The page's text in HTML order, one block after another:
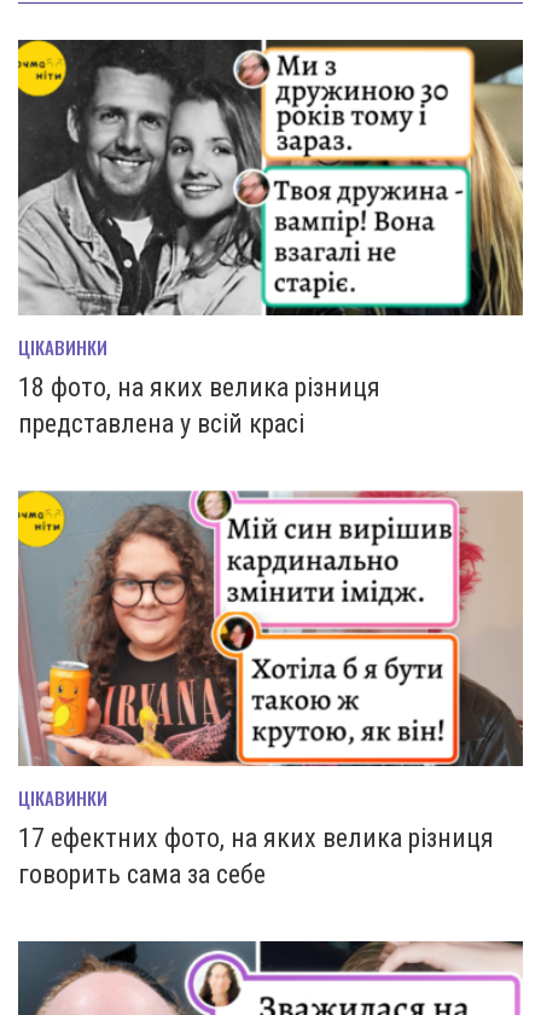
ЦІКАВИНКИ
18 фото, на яких велика різниця
представлена у всій красі
ЦІКАВИНКИ
17 ефектних фото, на яких велика різниця
говорить сама за себе